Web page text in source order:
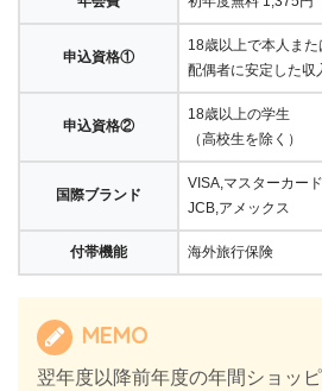
申込資格①
18歳以上で本人また
配偶者に安定した収
申込資格②
18歳以上の学生
（高校生を除く）
国際ブランド
VISA,マスターカード
JCB,アメックス
付帯機能 海外旅行保険
MEMO
翌年度以降前年度の年間ショッ